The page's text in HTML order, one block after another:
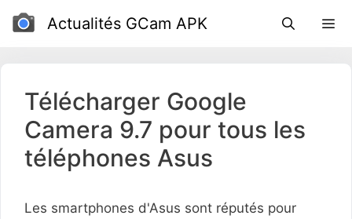
Passer
au
Actualités GCam APK
Télécharger Google
Camera 9.7 pour tous les
téléphones Asus
Les smartphones d'Asus sont réputés pour